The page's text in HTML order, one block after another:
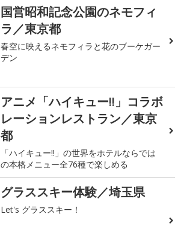
国営昭和記念公園のネモフィ
ラ／東京都
春空に映えるネモフィラと花のブーケガー
デン
アニメ「ハイキュー!!」コラボ
レーションレストラン／東京
都
「ハイキュー!!」の世界をホテルならでは
の本格メニュー全76種で楽しめる
グラススキー体験／埼玉県
Let's グラススキー！